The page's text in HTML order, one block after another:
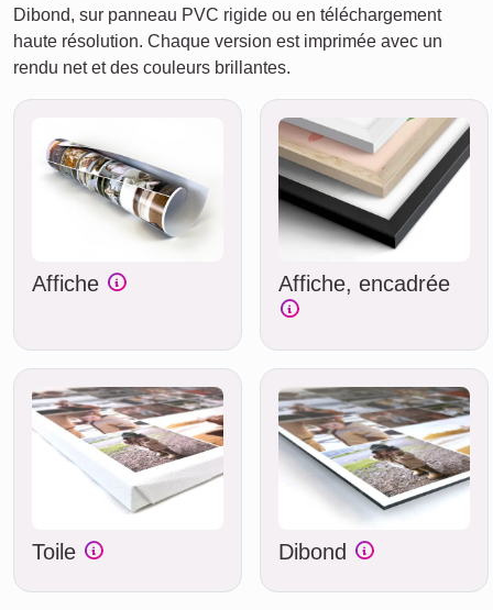
Dibond, sur panneau PVC rigide ou en téléchargement
haute résolution. Chaque version est imprimée avec un
rendu net et des couleurs brillantes.
Affiche Affiche, encadrée
Toile Dibond